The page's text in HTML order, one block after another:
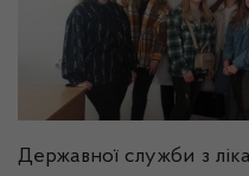
Державної служби з